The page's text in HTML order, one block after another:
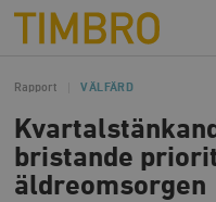
Timbro
Rapport VÄLFÄRD
bristande
äldreomsorgen